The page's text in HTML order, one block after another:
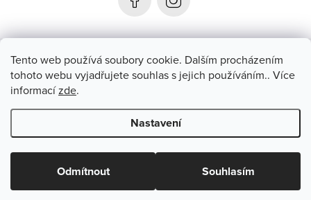
Tento web používá soubory cookie. Dalším procházením
tohoto webu vyjadřujete souhlas s jejich používáním.. Více
informacízde.
Nastavení
Odmítnout Souhlasím
Bagin.cz
Instagram
Copyright 2026Bagin.cz. Všechna práva vyhrazena.Upravit
nastavení cookies